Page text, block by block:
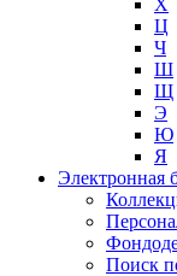
Х
Ц
Ч
Ш
Щ
Э
Ю
Я
Электронная
Поиск